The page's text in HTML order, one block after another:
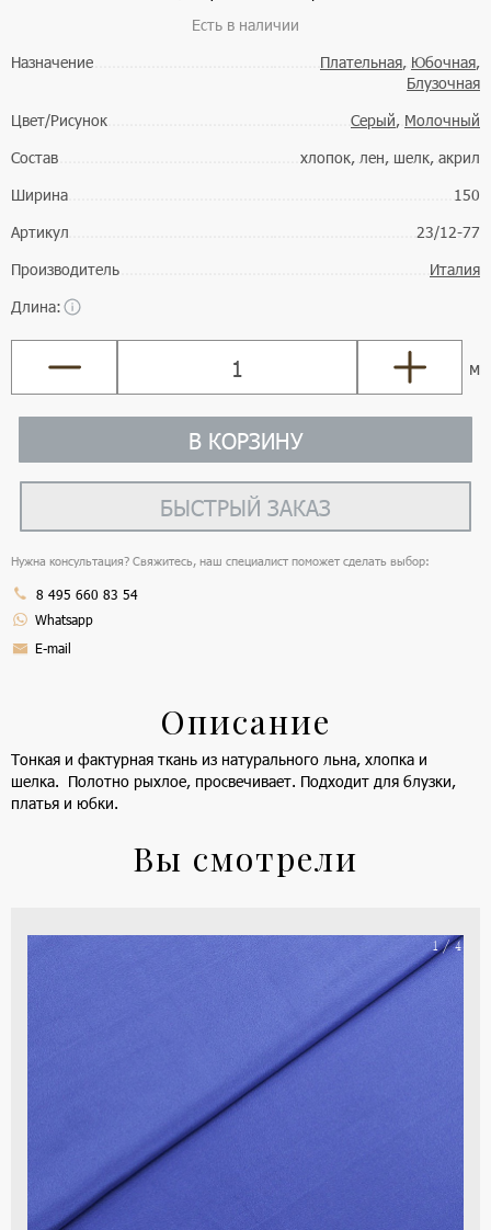
Есть в наличии
Назначение
Плательная, Юбочная,
Блузочная
Цвет/Рисунок
Серый, Молочный
Состав
хлопок, лен, шелк, акрил
Ширина
150
Артикул
23/12-77
Производитель
Италия
Длина:
м
В КОРЗИНУ
БЫСТРЫЙ ЗАКАЗ
Нужна консультация? Свяжитесь, наш специалист поможет сделать выбор:
8 495 660 83 54
Whatsapp
E-mail
Описание
Тонкая и фактурная ткань из натурального льна, хлопка и
шелка. Полотно рыхлое, просвечивает. Подходит для блузки,
платья и юбки.
Вы смотрели
1 / 4